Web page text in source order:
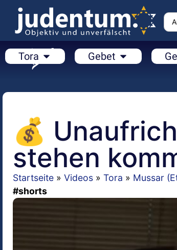
Tora Gebet
💰
stehen
Startseite » Videos » Tora » Mussar
#shorts